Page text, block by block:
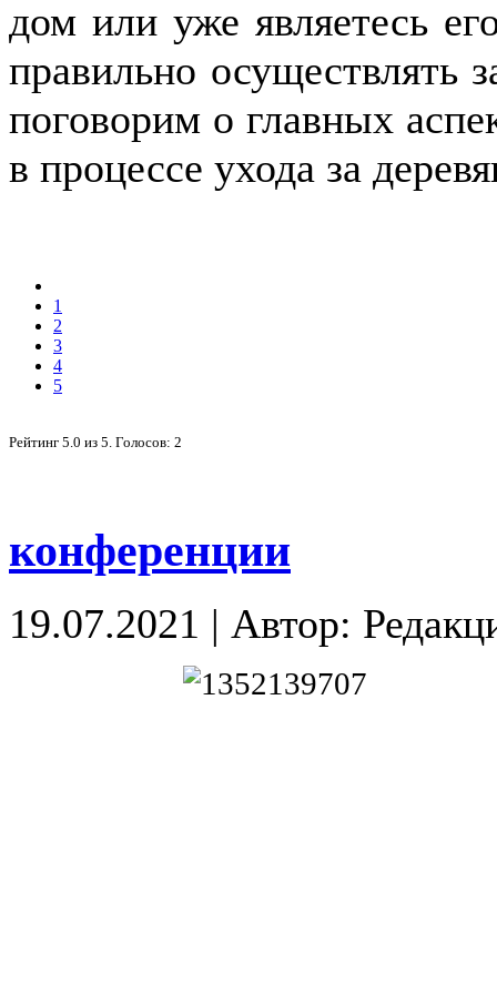
дом или уже являетесь
правильно осуществлять
поговорим о главных
в процессе ухода за
1
2
3
4
5
Рейтинг 5.0 из 5. Голосов: 2
конференции
19.07.2021 | Автор: